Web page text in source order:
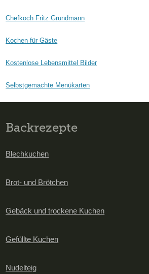
Chefkoch Fritz Grundmann
Kochen für Gäste
Kostenlose Lebensmittel Bilder
Selbstgemachte Menükarten
Backrezepte
Blechkuchen
Brot- und Brötchen
Gebäck und trockene Kuchen
Gefüllte Kuchen
Nudelteig